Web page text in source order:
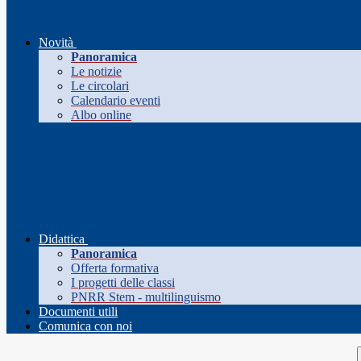
Novità
Panoramica
Le notizie
Le circolari
Calendario eventi
Albo online
Didattica
Panoramica
Offerta formativa
I progetti delle classi
PNRR Stem - multilinguismo
Documenti utili
Comunica con noi